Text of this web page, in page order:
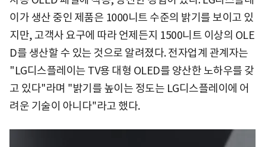
이가 생산 중인 제품은 1000니트 수준의 밝기를 보이고 있
지만, 고객사 요구에 따라 언제든지 1500니트 이상의 OLE
D를 생산할 수 있는 것으로 알려졌다. 전자업계 관계자는
"LG디스플레이는 TV용 대형 OLED를 양산한 노하우를 갖
고 있다"라며 "밝기를 높이는 정도는 LG디스플레이에 어
려운 기술이 아니다"라고 했다.